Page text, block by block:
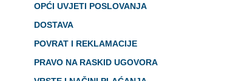
OPĆI UVJETI POSLOVANJA
DOSTAVA
POVRAT I REKLAMACIJE
PRAVO NA RASKID UGOVORA